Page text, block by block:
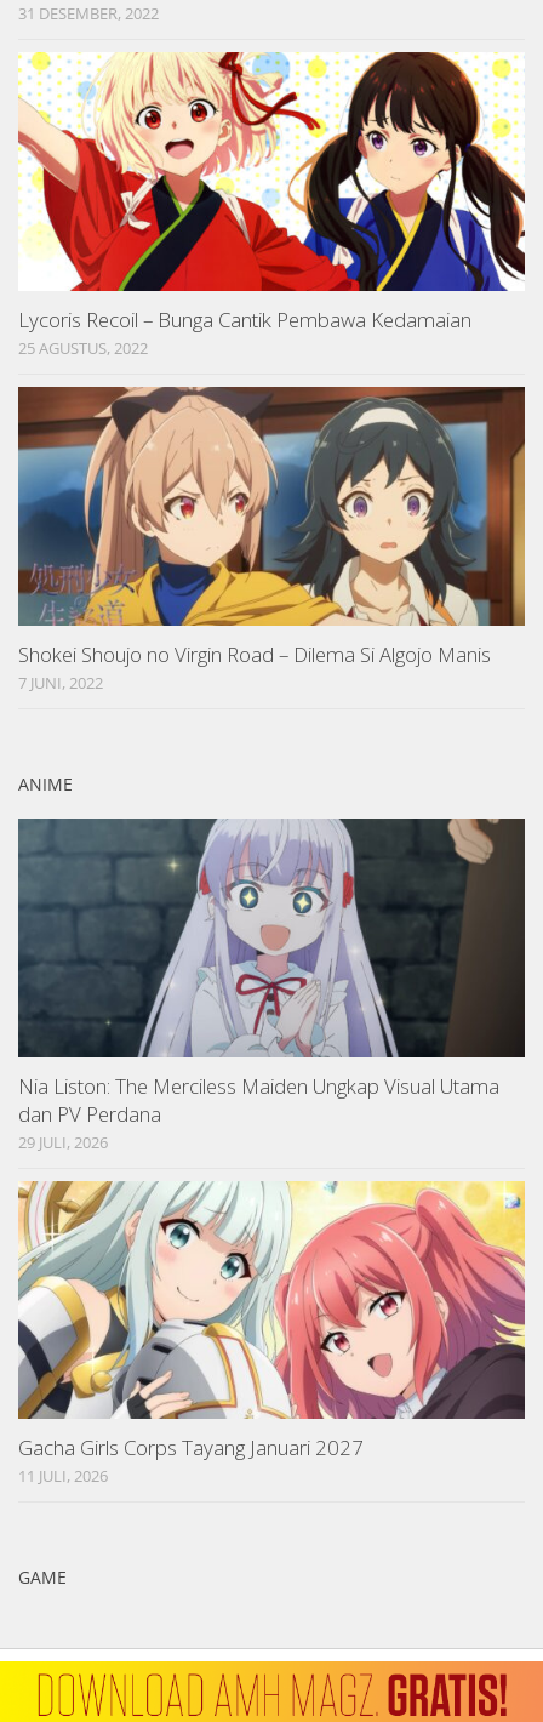
31 DESEMBER, 2022
Lycoris Recoil – Bunga Cantik Pembawa Kedamaian
25 AGUSTUS, 2022
Shokei Shoujo no Virgin Road – Dilema Si Algojo Manis
7 JUNI, 2022
ANIME
Nia Liston: The Merciless Maiden Ungkap Visual Utama
dan PV Perdana
29 JULI, 2026
Gacha Girls Corps Tayang Januari 2027
11 JULI, 2026
GAME